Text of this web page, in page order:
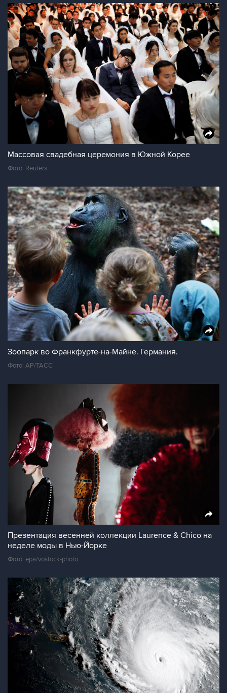
Массовая свадебная церемония в Южной Корее
Фото: Reuters
Зоопарк во Франкфурте-на-Майне. Германия.
Фото: AP/ТАСС
Презентация весенней коллекции Laurence & Chico на
неделе моды в Нью-Йорке
Фото: epa/vostock-photo